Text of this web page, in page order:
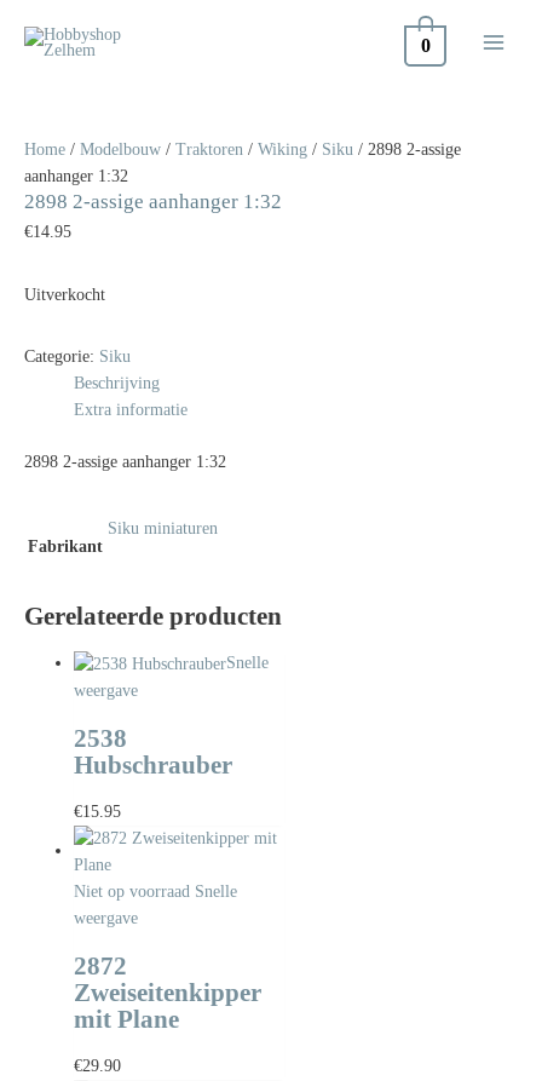
naar
0
Home / Modelbouw / Traktoren / Wiking / Siku / 2898 2-assige
aanhanger 1:32
2898 2-assige aanhanger 1:32
€14.95
Uitverkocht
Categorie: Siku
Beschrijving
Extra informatie
2898 2-assige aanhanger 1:32
Fabrikant
Siku miniaturen
Gerelateerde producten
Snelle
weergave
2538
Hubschrauber
€15.95
Niet op voorraad Snelle
weergave
2872
Zweiseitenkipper
mit Plane
€29.90